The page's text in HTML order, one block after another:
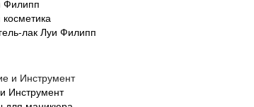
Филипп
лак Луи Филипп
Инструмент